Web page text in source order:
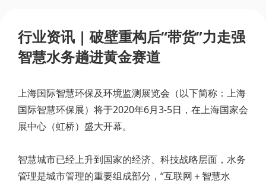
行业资讯 | 破壁重构后“带货”力走强
智慧水务趟进黄金赛道
上海国际智慧环保及环境监测展览会（以下简称：上海
国际智慧环保展）将于2020年6月3-5日，在上海国家会
展中心（虹桥）盛大开幕。
智慧城市已经上升到国家的经济、科技战略层面，水务
管理是城市管理的重要组成部分，“互联网＋智慧水